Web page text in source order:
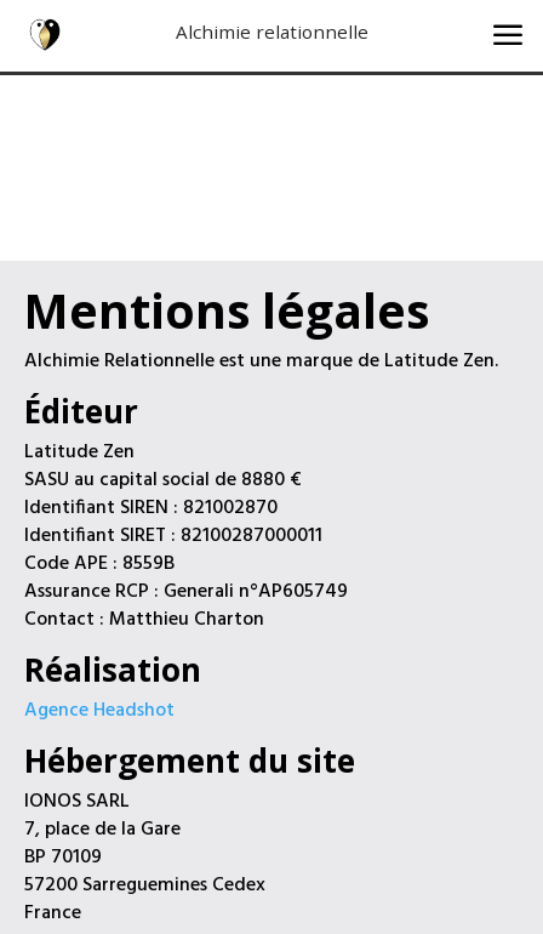
Alchimie relationnelle a
Mentions légales
Alchimie Relationnelle est une marque de Latitude Zen.
Éditeur
Latitude Zen
SASU au capital social de 8880 €
Identifiant SIREN : 821002870
Identifiant SIRET : 82100287000011
Code APE : 8559B
Assurance RCP : Generali n°AP605749
Contact : Matthieu Charton
Réalisation
Agence Headshot
Hébergement du site
IONOS SARL
7, place de la Gare
BP 70109
57200 Sarreguemines Cedex
France